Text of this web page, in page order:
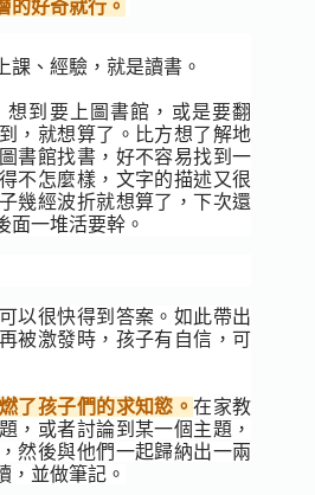
的好奇就行。
課、經驗，就是讀書。
到要上圖書館，或是要翻
，就想算了。比方想了解地
書館找書，好不容易找到一
不怎麼樣，文字的描述又很
幾經波折就想算了，下次還
面一堆活要幹。
以很快得到答案。如此帶出
被激發時，孩子有自信，可
了孩子們的求知慾。在家教
，或者討論到某一個主題，
然後與他們一起歸納出一兩
，並做筆記。